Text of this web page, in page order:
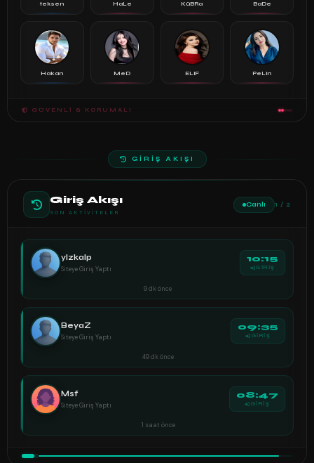
teksen HaLe KüBRa BaDe
Hakan MeD ELiF PeLin
GÜVENLI & KORUMALI
GİRİŞ AKIŞI
Giriş Akışı
SON AKTIVITELER
Canlı 2 / 2
AzéL
Siteye Giriş Yaptı
08:30
GİRİŞ
1 saat önce